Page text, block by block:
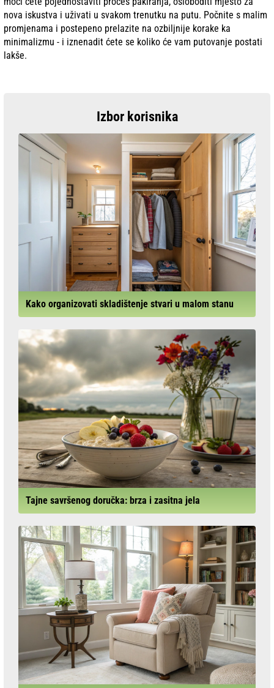
nova iskustva i uživati u svakom trenutku na putu. Počnite s malim
promjenama i postepeno prelazite na ozbiljnije korake ka
minimalizmu - i iznenadit ćete se koliko će vam putovanje postati
lakše.
Izbor korisnika
Kako organizovati skladištenje stvari u malom stanu
Tajne savršenog doručka: brza i zasitna jela